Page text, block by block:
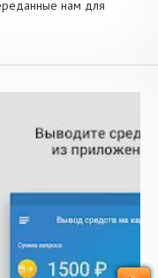
нам для